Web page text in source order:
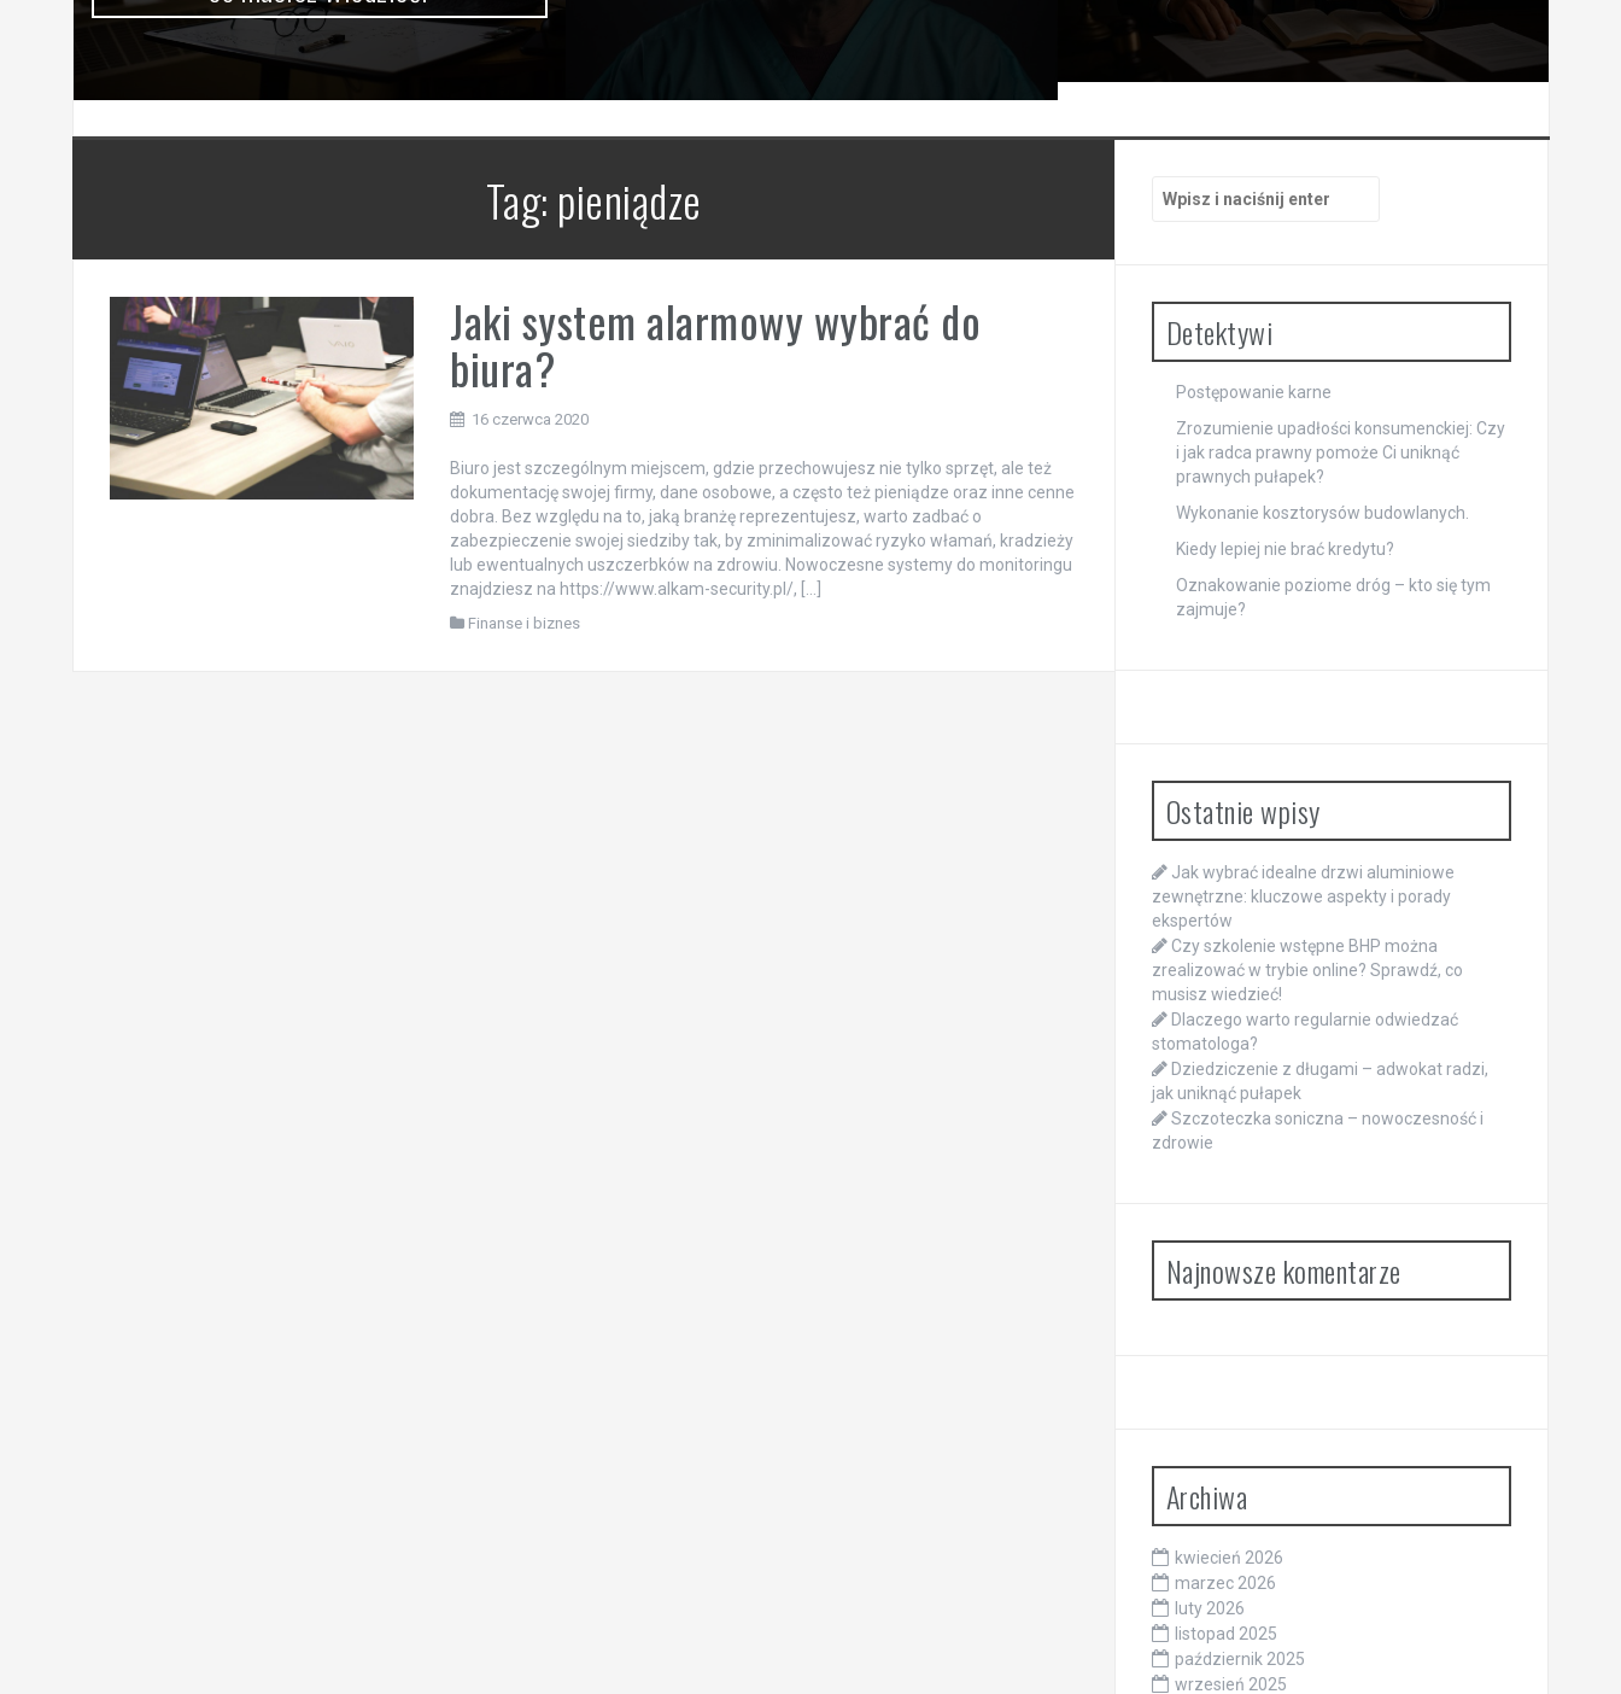
Tag: pieniądze
Jaki system alarmowy wybrać do
biura?
16 czerwca 2020
Biuro jest szczególnym miejscem, gdzie przechowujesz nie tylko sprzęt, ale też
dokumentację swojej firmy, dane osobowe, a często też pieniądze oraz inne cenne
dobra. Bez względu na to, jaką branżę reprezentujesz, warto zadbać o
zabezpieczenie swojej siedziby tak, by zminimalizować ryzyko włamań, kradzieży
lub ewentualnych uszczerbków na zdrowiu. Nowoczesne systemy do monitoringu
znajdziesz na https://www.alkam-security.pl/, […]
Finanse i biznes
Detektywi
Postępowanie karne
Zrozumienie upadłości konsumenckiej: Czy
i jak radca prawny pomoże Ci uniknąć
prawnych pułapek?
Wykonanie kosztorysów budowlanych.
Kiedy lepiej nie brać kredytu?
Oznakowanie poziome dróg – kto się tym
zajmuje?
Ostatnie wpisy
Jak wybrać idealne drzwi aluminiowe
zewnętrzne: kluczowe aspekty i porady
ekspertów
Czy szkolenie wstępne BHP można
zrealizować w trybie online? Sprawdź, co
musisz wiedzieć!
Dlaczego warto regularnie odwiedzać
stomatologa?
Dziedziczenie z długami – adwokat radzi,
jak uniknąć pułapek
Szczoteczka soniczna – nowoczesność i
zdrowie
Najnowsze komentarze
Archiwa
kwiecień 2026
marzec 2026
luty 2026
listopad 2025
październik 2025
wrzesień 2025